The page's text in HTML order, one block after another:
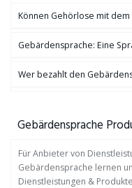
Können Gehörlose mit
Gebärdensprache: Eine
Wer bezahlt den
Gebärdensprache
Für Anbieter von
Gebärdensprache lernen
Dienstleistungen &